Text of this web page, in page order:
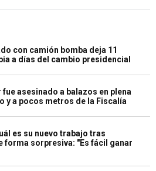
con camión bomba deja 11
a días del cambio presidencial
asesinado a balazos en plena
y a pocos metros de la Fiscalía
es su nuevo trabajo tras
forma sorpresiva: "Es fácil ganar